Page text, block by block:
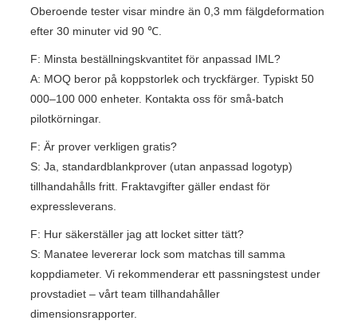
Oberoende tester visar mindre än 0,3 mm fälgdeformation
efter 30 minuter vid 90 ℃.
F: Minsta beställningskvantitet för anpassad IML?
A: MOQ beror på koppstorlek och tryckfärger. Typiskt 50
000–100 000 enheter. Kontakta oss för små-batch
pilotkörningar.
F: Är prover verkligen gratis?
S: Ja, standardblankprover (utan anpassad logotyp)
tillhandahålls fritt. Fraktavgifter gäller endast för
expressleverans.
F: Hur säkerställer jag att locket sitter tätt?
S: Manatee levererar lock som matchas till samma
koppdiameter. Vi rekommenderar ett passningstest under
provstadiet – vårt team tillhandahåller
dimensionsrapporter.